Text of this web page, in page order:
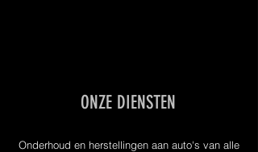
ONZE DIENSTEN
Onderhoud en herstellingen aan auto's van alle